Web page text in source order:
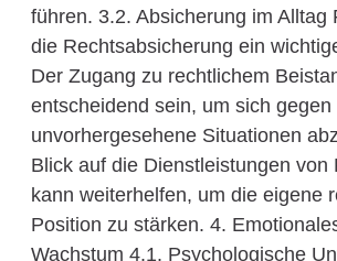
führen. 3.2. Absicherung im Alltag
die Rechtsabsicherung ein
Der Zugang zu rechtlichem
entscheidend sein, um sich gegen
unvorhergesehene Situationen
Blick auf die Dienstleistungen von
kann weiterhelfen, um die eigene
Position zu stärken. 4.
Wachstum 4.1. Psychologische